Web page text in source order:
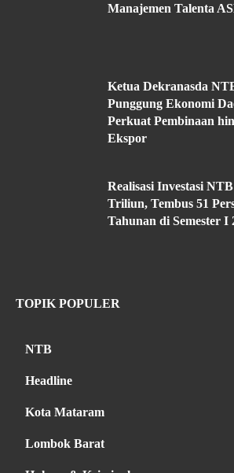
Manajemen Talenta
Ketua Dekranasda
Punggung Ekonomi
Perkuat Pembinaan
Ekspor
Realisasi Investasi
Triliun, Tembus 51
Tahunan di Semester I
TOPIK POPULER
NTB
Headline
Kota Mataram
Lombok Barat